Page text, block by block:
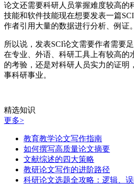
论文还需要科研人员掌握难度较高的
技能和软件技能现在想要发表一篇
作者引用大量的数据进行分析、例证。
所以说，发表SCI论文需要作者需要
在专业、外语、科研工具上有较高的
的考验，还是对科研人员实力的证明
事科研事业。
精选知识
更多>
教育教学论文写作指南
如何撰写高质量论文摘要
文献综述的四大策略
教研论文写作的进阶路径
科研论文选题全攻略：逻辑、